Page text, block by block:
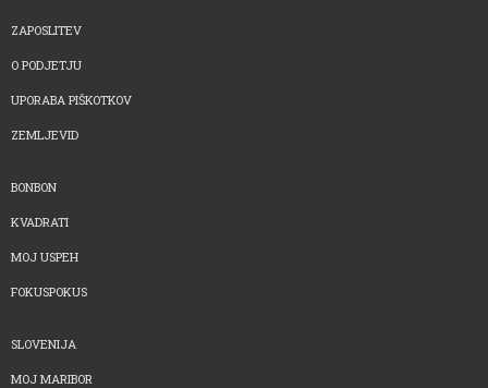
ZAPOSLITEV
O PODJETJU
UPORABA PIŠKOTKOV
ZEMLJEVID
BONBON
KVADRATI
MOJ USPEH
FOKUSPOKUS
SLOVENIJA
MOJ MARIBOR